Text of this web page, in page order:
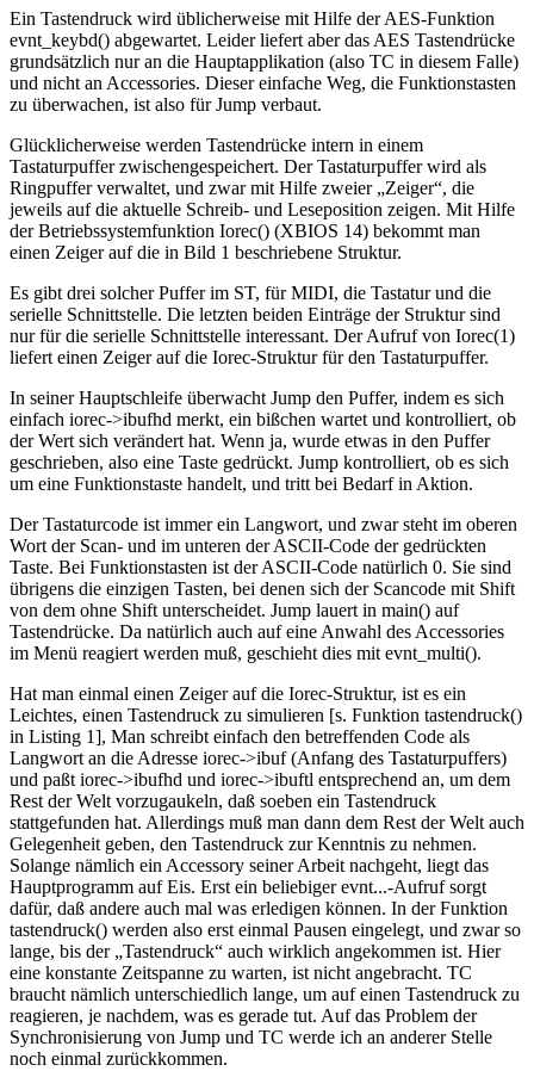
Ein Tastendruck wird üblicherweise mit Hilfe der AES-Funktion
evnt_keybd() abgewartet. Leider liefert aber das AES Tastendrücke
grundsätzlich nur an die Hauptapplikation (also TC in diesem Falle)
und nicht an Accessories. Dieser einfache Weg, die Funktionstasten
zu überwachen, ist also für Jump verbaut.
Glücklicherweise werden Tastendrücke intern in einem
Tastaturpuffer zwischengespeichert. Der Tastaturpuffer wird als
Ringpuffer verwaltet, und zwar mit Hilfe zweier „Zeiger“, die
jeweils auf die aktuelle Schreib- und Leseposition zeigen. Mit Hilfe
der Betriebssystemfunktion Iorec() (XBIOS 14) bekommt man
einen Zeiger auf die in Bild 1 beschriebene Struktur.
Es gibt drei solcher Puffer im ST, für MIDI, die Tastatur und die
serielle Schnittstelle. Die letzten beiden Einträge der Struktur sind
nur für die serielle Schnittstelle interessant. Der Aufruf von Iorec(1)
liefert einen Zeiger auf die Iorec-Struktur für den Tastaturpuffer.
In seiner Hauptschleife überwacht Jump den Puffer, indem es sich
einfach iorec->ibufhd merkt, ein bißchen wartet und kontrolliert, ob
der Wert sich verändert hat. Wenn ja, wurde etwas in den Puffer
geschrieben, also eine Taste gedrückt. Jump kontrolliert, ob es sich
um eine Funktionstaste handelt, und tritt bei Bedarf in Aktion.
Der Tastaturcode ist immer ein Langwort, und zwar steht im oberen
Wort der Scan- und im unteren der ASCII-Code der gedrückten
Taste. Bei Funktionstasten ist der ASCII-Code natürlich 0. Sie sind
übrigens die einzigen Tasten, bei denen sich der Scancode mit Shift
von dem ohne Shift unterscheidet. Jump lauert in main() auf
Tastendrücke. Da natürlich auch auf eine Anwahl des Accessories
im Menü reagiert werden muß, geschieht dies mit evnt_multi().
Hat man einmal einen Zeiger auf die Iorec-Struktur, ist es ein
Leichtes, einen Tastendruck zu simulieren [s. Funktion tastendruck()
in Listing 1], Man schreibt einfach den betreffenden Code als
Langwort an die Adresse iorec->ibuf (Anfang des Tastaturpuffers)
und paßt iorec->ibufhd und iorec->ibuftl entsprechend an, um dem
Rest der Welt vorzugaukeln, daß soeben ein Tastendruck
stattgefunden hat. Allerdings muß man dann dem Rest der Welt auch
Gelegenheit geben, den Tastendruck zur Kenntnis zu nehmen.
Solange nämlich ein Accessory seiner Arbeit nachgeht, liegt das
Hauptprogramm auf Eis. Erst ein beliebiger evnt...-Aufruf sorgt
dafür, daß andere auch mal was erledigen können. In der Funktion
tastendruck() werden also erst einmal Pausen eingelegt, und zwar so
lange, bis der „Tastendruck“ auch wirklich angekommen ist. Hier
eine konstante Zeitspanne zu warten, ist nicht angebracht. TC
braucht nämlich unterschiedlich lange, um auf einen Tastendruck zu
reagieren, je nachdem, was es gerade tut. Auf das Problem der
Synchronisierung von Jump und TC werde ich an anderer Stelle
noch einmal zurückkommen.